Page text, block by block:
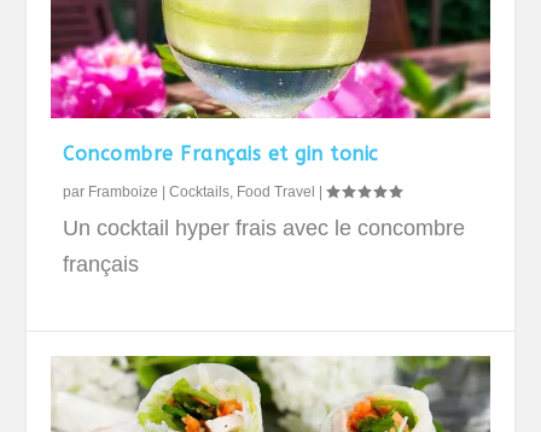
Concombre Français et gin tonic
par Framboize |Cocktails Food Travel |
Un cocktail hyper frais avec le concombre
français